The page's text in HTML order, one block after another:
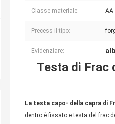
Classe materiale: AA
Precess il tipo:
Evidenziare:
Testa di Frac
La testa capo- della capra di
dentro è fissato e testa del frac